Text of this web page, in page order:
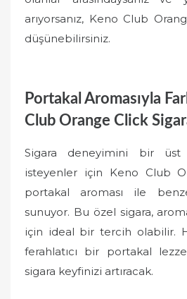
arıyorsanız, Keno Club
düşünebilirsiniz.
Portakal Aromasıyla
Club Orange Click
Sigara deneyimini bir üst
isteyenler için Keno Club
portakal aroması ile
sunuyor. Bu özel sigara,
için ideal bir tercih olabilir.
ferahlatıcı bir portakal
sigara keyfinizi artıracak.